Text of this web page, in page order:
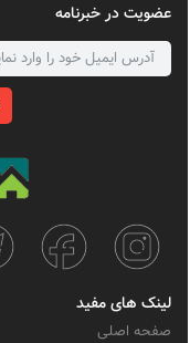
عضویت در خبرنامه
لینک های مفید
صفحه اصلی